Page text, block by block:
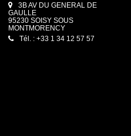
3B AV DU GENERAL DE
GAULLE
95230 SOISY SOUS
MONTMORENCY
Tél. : +33 1 34 12 57 57